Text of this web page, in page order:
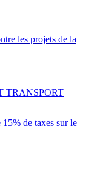
les projets de la
de taxes sur le
TRANSPORT